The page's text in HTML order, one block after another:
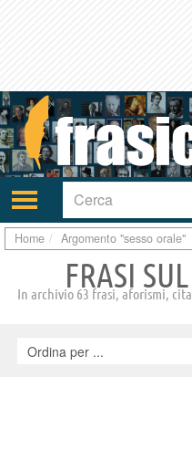
Attiva/disattiva
navigazione
Home Argomento "sesso orale"
FRASI
In archivio 63 frasi, aforismi,